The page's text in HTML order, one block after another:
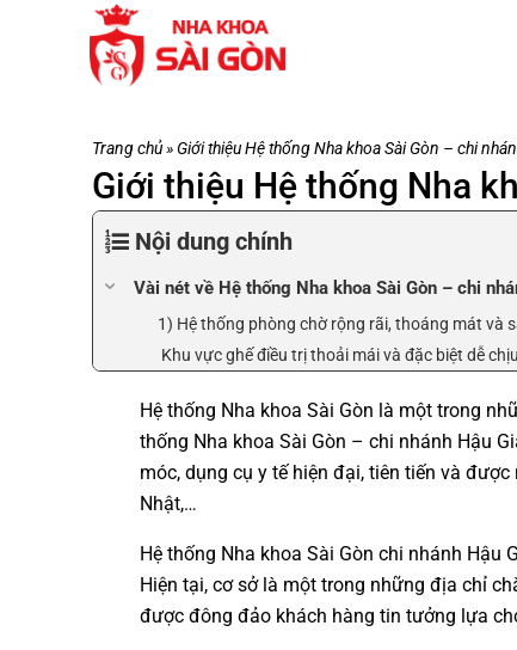
Trang chủ» Giới thiệu Hệ thống Nha khoa Sài Gòn – chi
Giới thiệu Hệ thống Nha
Nội dung chính
Vài nét về Hệ thống Nha khoa Sài Gòn – chi
1) Hệ thống phòng chờ rộng rãi, thoáng mát và
Khu vực ghế điều trị thoải mái và đặc biệt dễ chịu
Hệ thống Nha khoa Sài Gòn là một trong
thống Nha khoa Sài Gòn – chi nhánh Hậu
móc, dụng cụ y tế hiện đại, tiên tiến và
Nhật,…
Hệ thống Nha khoa Sài Gòn chi nhánh
Hiện tại, cơ sở là một trong những địa chỉ
được đông đảo khách hàng tin tưởng lựa